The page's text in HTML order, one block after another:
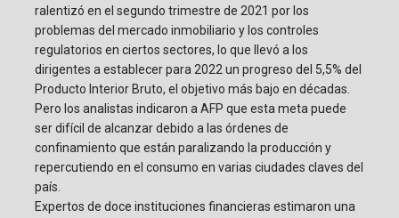
ralentizó en el segundo trimestre de 2021 por los
problemas del mercado inmobiliario y los controles
regulatorios en ciertos sectores, lo que llevó a los
dirigentes a establecer para 2022 un progreso del 5,5% del
Producto Interior Bruto, el objetivo más bajo en décadas.
Pero los analistas indicaron a AFP que esta meta puede
ser difícil de alcanzar debido a las órdenes de
confinamiento que están paralizando la producción y
repercutiendo en el consumo en varias ciudades claves del
país.
Expertos de doce instituciones financieras estimaron una